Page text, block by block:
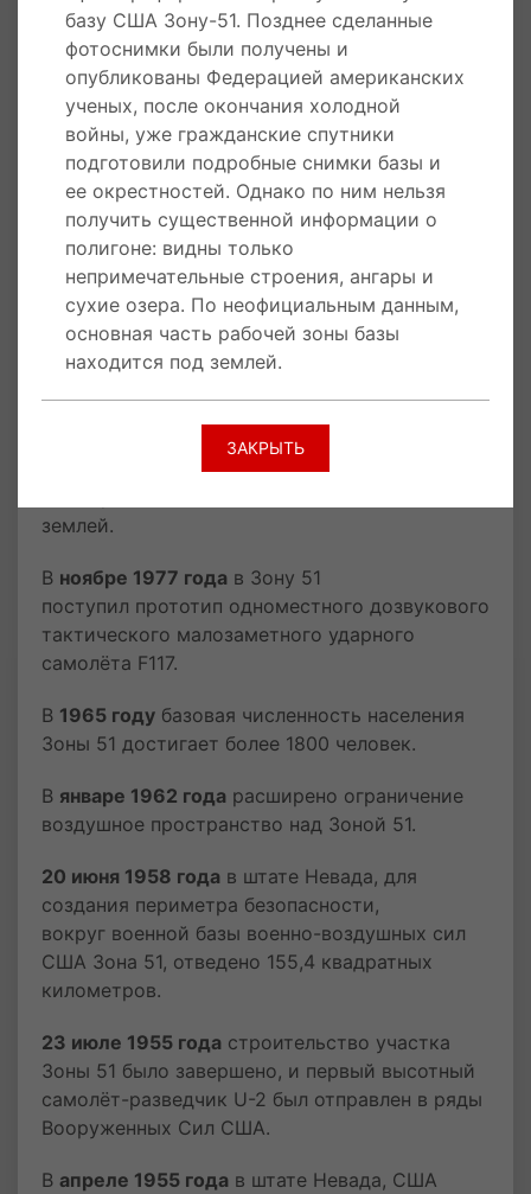
10 апреля 1995 года в штате Невада, хребет
свободы и Уайтсайд пик были закрыты для
общественного доступа и переданы под
контроль Зоны 51.
17 июля 1988 годаСоветский спутник-шпион
сфотографировал Зону 51, впоследствии
сделанные фотоснимки были получены и
опубликованы Федерацией американских
ученых, после окончания холодной войны, уже
гражданские спутники подготовили
подробные снимки базы и ее окрестностей.
непримечательные базы, ангары и сухие
озера. По неофициальным данным, основная
землей.
В ноябре 1977 года в Зону 51
поступил прототип одноместного дозвукового
тактического малозаметного ударного
самолёта F117.
В 1965 году базовая численность населения
Зоны 51 достигает более 1800 человек.
В январе 1962 года расширено ограничение
воздушное пространство над Зоной 51.
20 июня 1958 года в штате Невада, для
создания периметра безопасности,
вокруг военной базы военно-воздушных сил
США Зона 51, отведено 155,4 квадратных
километров.
23 июле 1955 года строительство участка
Зоны 51 было завершено, и первый высотный
самолёт-разведчик U-2 был отправлен в ряды
Вооруженных Сил США.
В апреле 1955 года в штате Невада, США
базу США Зону-51. Позднее сделанные
фотоснимки были получены и
опубликованы Федерацией американских
ученых, после окончания холодной
войны, уже гражданские спутники
подготовили подробные снимки базы и
ее окрестностей. Однако по ним нельзя
получить существенной информации о
полигоне: видны только
непримечательные строения, ангары и
сухие озера. По неофициальным данным,
основная часть рабочей зоны базы
находится под землей.
ЗАКРЫТЬ